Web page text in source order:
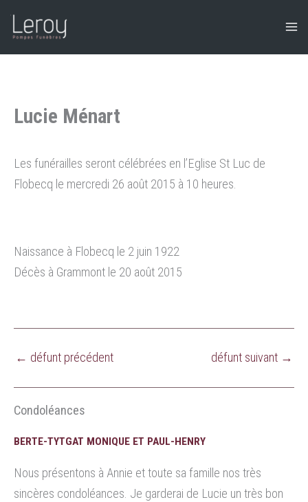
Lucie Ménart
Les funérailles seront célébrées en l’Eglise St Luc de
Flobecq le mercredi 26 août 2015 à 10 heures.
Naissance à Flobecq le 2 juin 1922
Décès à Grammont le 20 août 2015
← défunt précédent défunt suivant →
Condoléances
BERTE-TYTGAT MONIQUE ET PAUL-HENRY
Nous présentons à Annie et toute sa famille nos très
sincères condoléances. Je garderai de Lucie un très bon